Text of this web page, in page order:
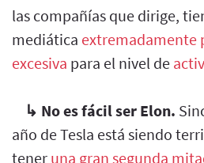
las compañías que dirige,
mediática extremadamente
excesiva para el nivel de
↳ No es fácil ser Elon.
año de Tesla está siendo
tener una gran segunda